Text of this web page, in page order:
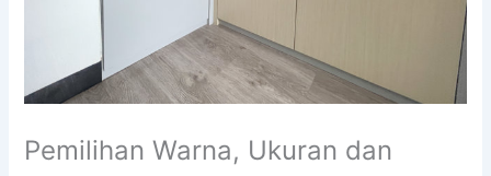
Pemilihan Warna, Ukuran dan